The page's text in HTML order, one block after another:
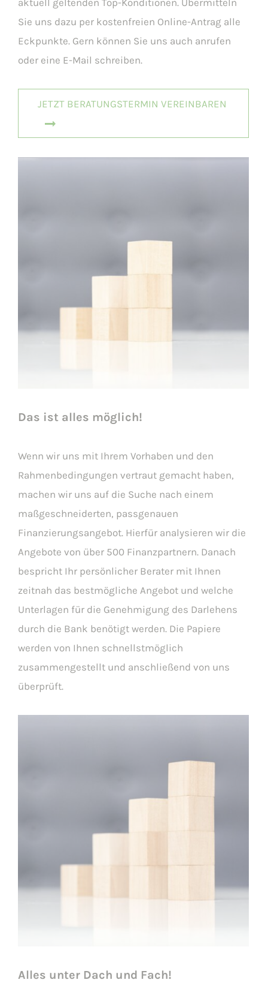
aktuell geltenden Top-Konditionen. Übermitteln
Sie uns dazu per kostenfreien Online-Antrag alle
Eckpunkte. Gern können Sie uns auch anrufen
oder eine E-Mail schreiben.
JETZT BERATUNGSTERMIN VEREINBAREN
Das ist alles möglich!
Wenn wir uns mit Ihrem Vorhaben und den
Rahmenbedingungen vertraut gemacht haben,
machen wir uns auf die Suche nach einem
maßgeschneiderten, passgenauen
Finanzierungsangebot. Hierfür analysieren wir die
Angebote von über 500 Finanzpartnern. Danach
bespricht Ihr persönlicher Berater mit Ihnen
zeitnah das bestmögliche Angebot und welche
Unterlagen für die Genehmigung des Darlehens
durch die Bank benötigt werden. Die Papiere
werden von Ihnen schnellstmöglich
zusammengestellt und anschließend von uns
überprüft.
Alles unter Dach und Fach!